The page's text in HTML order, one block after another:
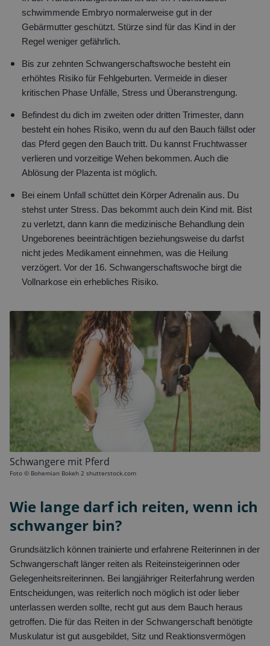
schwimmende Embryo normalerweise gut in der
Gebärmutter geschützt. Stürze sind für das Kind in der
Regel weniger gefährlich.
Bis zur zehnten Schwangerschaftswoche besteht ein
erhöhtes Risiko für Fehlgeburten. Vermeide in dieser
kritischen Phase Unfälle, Stress und Überanstrengung.
Befindest du dich im zweiten oder dritten Trimester, dann
besteht ein hohes Risiko, wenn du auf den Bauch fällst oder
das Pferd gegen den Bauch tritt. Du kannst Fruchtwasser
verlieren und vorzeitige Wehen bekommen. Auch die
Ablösung der Plazenta ist möglich.
Bei einem Unfall schüttet dein Körper Adrenalin aus. Du
stehst unter Stress. Das bekommt auch dein Kind mit. Bist
zu verletzt, dann kann die medizinische Behandlung dein
Ungeborenes beeinträchtigen beziehungsweise du darfst
nicht jedes Medikament einnehmen, was die Heilung
verzögert. Vor der 16. Schwangerschaftswoche birgt die
Vollnarkose ein erhebliches Risiko.
Schwangere mit Pferd
Foto © Bohemian Bokeh 2 shutterstock.com
Wie lange darf ich reiten, wenn ich
schwanger bin?
Grundsätzlich können trainierte und erfahrene Reiterinnen in der
Schwangerschaft länger reiten als Reiteinsteigerinnen oder
Gelegenheitsreiterinnen. Bei langjähriger Reiterfahrung werden
Entscheidungen, was reiterlich noch möglich ist oder lieber
unterlassen werden sollte, recht gut aus dem Bauch heraus
getroffen. Die für das Reiten in der Schwangerschaft benötigte
Muskulatur ist gut ausgebildet, Sitz und Reaktionsvermögen